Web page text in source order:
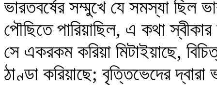
ভারতবর্ষের সম্মুখে যে সমস্যা ছিল
পৌছিতে পারিয়াছিল, এ কথা
সে একরকম করিয়া মিটাইয়াছে,
ঠাণ্ডা করিয়াছে; বৃত্তিভেদের দ্বারা